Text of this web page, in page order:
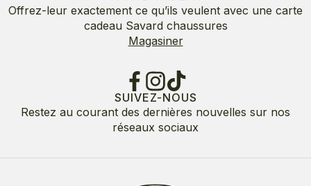
Offrez-leur exactement ce qu’ils veulent avec une carte
cadeau Savard chaussures
Magasiner
SUIVEZ-NOUS
Restez au courant des dernières nouvelles sur nos
réseaux sociaux